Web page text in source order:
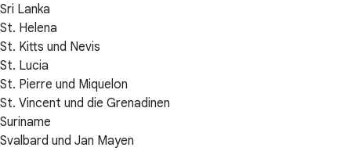
Sri Lanka
St. Helena
St. Kitts und Nevis
St. Lucia
St. Pierre und Miquelon
St. Vincent und die Grenadinen
Suriname
Svalbard und Jan Mayen